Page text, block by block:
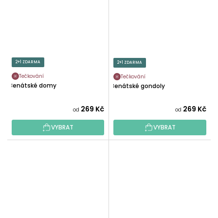
2+1 ZDARMA
Tečkování
Benátské domy
od 269 Kč
VYBRAT
2+1 ZDARMA
Tečkování
Benátské gondoly
od 269 Kč
VYBRAT